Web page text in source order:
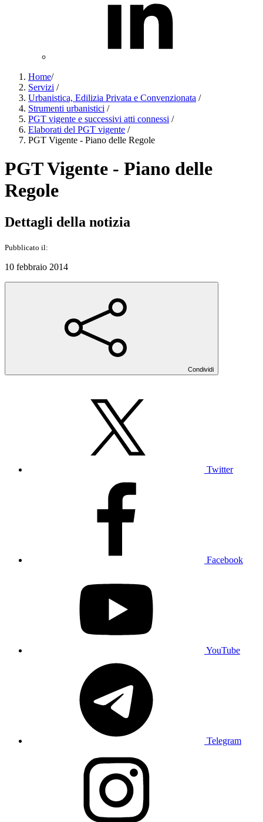
Home/
Servizi /
Urbanistica, Edilizia Privata e Convenzionata /
Strumenti urbanistici /
PGT vigente e successivi atti connessi /
Elaborati del PGT vigente /
PGT Vigente - Piano delle Regole
PGT Vigente - Piano delle
Regole
Dettagli della notizia
Pubblicato il:
10 febbraio 2014
Condividi
Twitter
Facebook
YouTube
Telegram